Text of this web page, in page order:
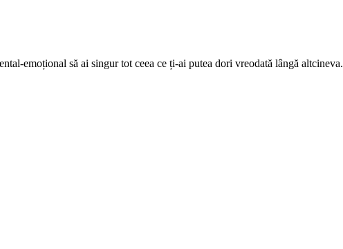
emoțional să ai singur tot ceea ce ți-ai putea dori vreodată lângă altcineva.